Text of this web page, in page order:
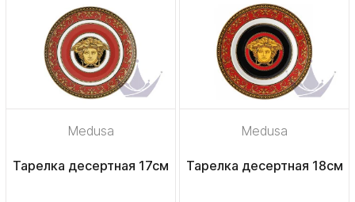
Medusa
Тарелка десертная 17см
Medusa
Тарелка десертная 18см